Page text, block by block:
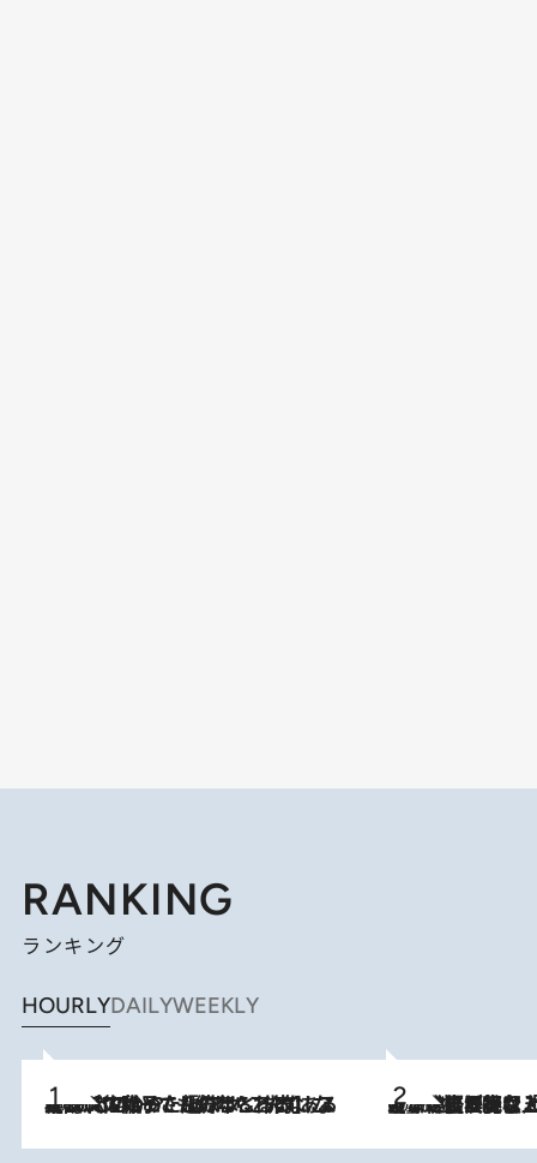
RANKING
ランキング
HOURLYDAILYWEEKLY
2026.8.5
【阿川佐和子さんの年とる力】なぜ70代で始めた趣味は“こんなに楽しい”のか？ ピアノ、俳句…スランプに陥っても続けられる“ある秘訣”とは 2026.8.5
【なぜ吉沢亮は「気配を消せる」のか？】興行収入208億の『国宝』を経て挑むミュージカル『ディア・エヴァン・ハンセン』。トップ俳優が舞台上でさらけ出した“孤独”とは